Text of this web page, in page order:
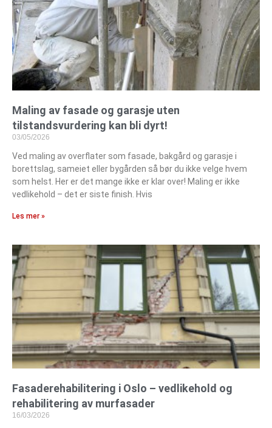
Maling av fasade og garasje uten
tilstandsvurdering kan bli dyrt!
03/05/2026
Ved maling av overflater som fasade, bakgård og garasje i
borettslag, sameiet eller bygården så bør du ikke velge hvem
som helst. Her er det mange ikke er klar over! Maling er ikke
vedlikehold – det er siste finish. Hvis
Les mer »
Fasaderehabilitering i Oslo – vedlikehold og
rehabilitering av murfasader
16/03/2026